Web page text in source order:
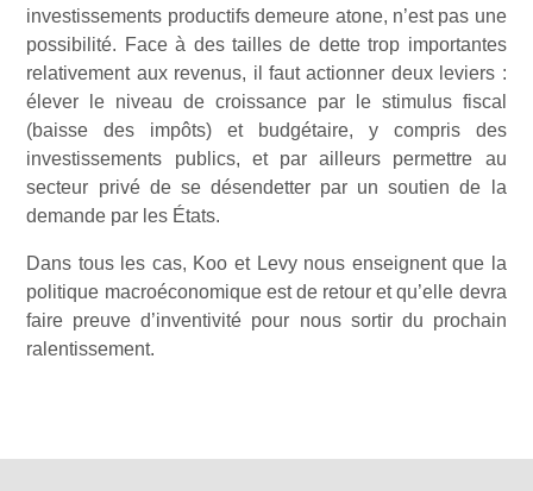
investissements productifs demeure atone, n’est pas une
possibilité. Face à des tailles de dette trop importantes
relativement aux revenus, il faut actionner deux leviers :
élever le niveau de croissance par le stimulus fiscal
(baisse des impôts) et budgétaire, y compris des
investissements publics, et par ailleurs permettre au
secteur privé de se désendetter par un soutien de la
demande par les États.
Dans tous les cas, Koo et Levy nous enseignent que la
politique macroéconomique est de retour et qu’elle devra
faire preuve d’inventivité pour nous sortir du prochain
ralentissement.